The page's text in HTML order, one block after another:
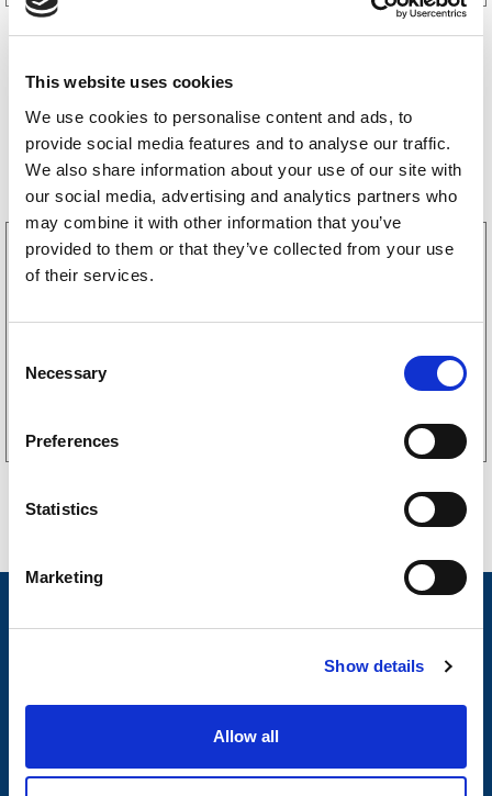
This website uses cookies
We use cookies to personalise content and ads, to
provide social media features and to analyse our traffic.
We also share information about your use of our site with
our social media, advertising and analytics partners who
may combine it with other information that you’ve
provided to them or that they’ve collected from your use
of their services.
Necessary
Preferences
Statistics
Marketing
Show details
Allow all
Storsäljare
3160052
LGF Skylt Självhäftande
Frågor & Svar